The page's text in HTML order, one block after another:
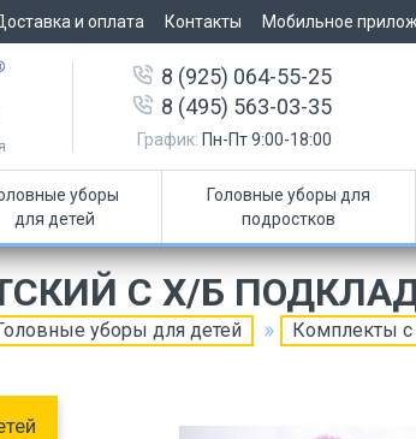
и оплата Контакты Мобильное
8 (925) 064-55-25
8 (495) 563-03-35
График: Пн-Пт 9:00-18:00
уборы
для детей
Головные уборы для
подростков
С Х/Б
уборы для детей Комплекты